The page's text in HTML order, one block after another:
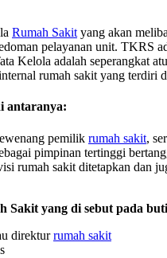
Rumah Sakit yang akan
pelayanan unit. TKRS
Kelola adalah seperangkat
rumah sakit yang terdiri
antaranya:
pemilik rumah sakit,
pimpinan tertinggi
rumah sakit ditetapkan dan
Sakit yang di sebut pada
direkturrumah sakit